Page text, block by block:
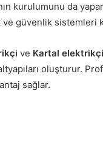
kurulumunu da
güvenlik sistemleri
ve Kartal elektrikçi
oluşturur.
sağlar.